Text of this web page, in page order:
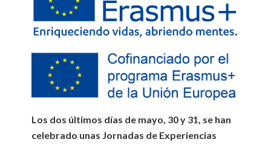
Los dos últimos días de mayo, 30 y 31, se han
celebrado unas Jornadas de Experiencias